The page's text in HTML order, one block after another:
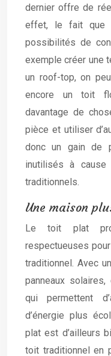
dernier offre de
effet, le fait que
possibilités de
exemple créer une
un roof-top, on
encore un toit
davantage de
pièce et utiliser
donc un gain de
inutilisés à
traditionnels.
Une maison
Le toit plat
respectueuses pour
traditionnel. Avec
panneaux
qui permettent
d’énergie plus
plat est d’ailleurs
toit traditionnel en